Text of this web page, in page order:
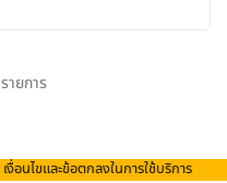
ายการ
เงื่อนไขและข้อตกลงในการใช้บริการ